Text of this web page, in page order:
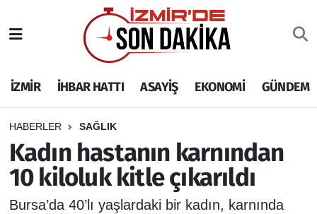
İZMİR İHBAR HATTI ASAYİŞ EKONOMİ GÜNDEM
HABERLER SAĞLIK
Kadın hastanın karnından
10 kiloluk kitle çıkarıldı
Bursa’da 40’lı yaşlardaki bir kadın, karnında
İHBAR HATTI
DEPREM
GENEL
EKONOMİ
İzmir Nöbetçi Eczaneler
İzmir Hava Durumu
İzmir Namaz Vakitleri
İzmir Trafik Yoğunluk Haritası
Puan Durumu ve Fikstür